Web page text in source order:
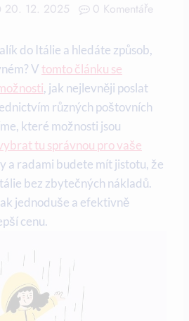
20. 12. 2025 0 Komentáře
do Itálie a hledáte způsob,
V tomto článku se
, jak nejlevněji poslat
různých poštovních
které možnosti jsou
tu správnou pro vaše
a radami budete mít jistotu, že
bez zbytečných nákladů.
jednoduše a efektivně
cenu.